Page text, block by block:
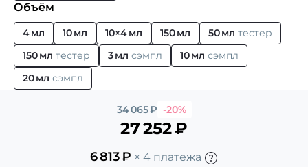
Объём
4 мл 10 мл 10×4 мл 150 мл 50 мл тестер
150 мл тестер 3 мл сэмпл 10 мл сэмпл
20 мл сэмпл
34 065₽ -20%
27 252₽
6 813₽ × 4 платежа